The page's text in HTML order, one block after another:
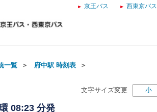
京王バス 西東京バス
一覧 ＞ 府中駅 時刻表 ＞
文字サイズ変更 小
08:23 分発